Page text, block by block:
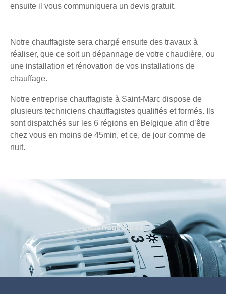
ensuite il vous communiquera un devis gratuit.
Notre chauffagiste sera chargé ensuite des travaux à
réaliser, que ce soit un dépannage de votre chaudière, ou
une installation et rénovation de vos installations de
chauffage.
Notre entreprise chauffagiste à Saint-Marc dispose de
plusieurs techniciens chauffagistes qualifiés et formés. Ils
sont dispatchés sur les 6 régions en Belgique afin d’être
chez vous en moins de 45min, et ce, de jour comme de
nuit.
Chauffage agréé